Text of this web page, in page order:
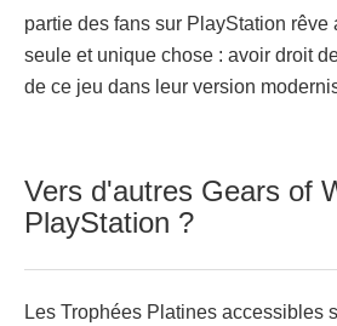
partie des fans sur PlayStation rêve
seule et unique chose : avoir droit
de ce jeu dans leur version
Vers d'autres Gears of
PlayStation ?
Les Trophées Platines accessibles